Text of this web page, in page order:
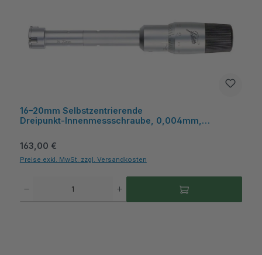
16–20mm Selbstzentrierende
Dreipunkt‑Innenmessschraube, 0,004mm,
Regulärer Preis:
163,00 €
Preise exkl. MwSt. zzgl. Versandkosten